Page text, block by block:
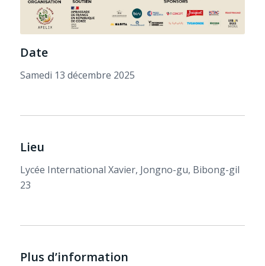
Date
Samedi 13 décembre 2025
Lieu
Lycée International Xavier, Jongno-gu, Bibong-gil
23
Plus d’information